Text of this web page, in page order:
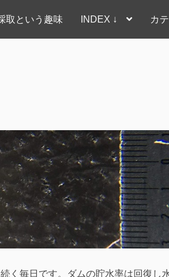
取という趣味 INDEX ↓ カ
く毎日です。ダムの貯水率は回復し